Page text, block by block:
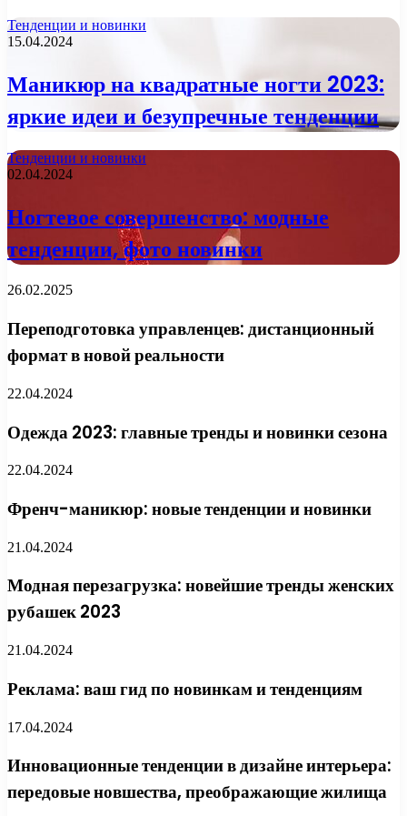
Тенденции и новинки
15.04.2024
Маникюр на квадратные ногти 2023:
яркие идеи и безупречные тенденции
Тенденции и новинки
02.04.2024
Ногтевое совершенство: модные
тенденции, фото новинки
26.02.2025
Переподготовка управленцев: дистанционный
формат в новой реальности
22.04.2024
Одежда 2023: главные тренды и новинки сезона
22.04.2024
Френч-маникюр: новые тенденции и новинки
21.04.2024
Модная перезагрузка: новейшие тренды женских
рубашек 2023
21.04.2024
Реклама: ваш гид по новинкам и тенденциям
17.04.2024
Инновационные тенденции в дизайне интерьера:
передовые новшества, преображающие жилища